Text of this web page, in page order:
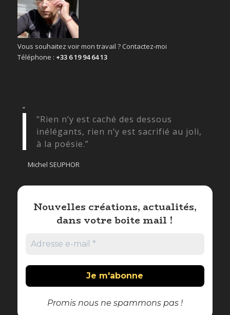
Vous souhaitez voir mon travail ? Contactez-moi
Téléphone : +33 6 19 94 64 13
“
"Rien n’y est caché des dessous
inélégants, rien n’y est sacrifié au joli,
à la poésie.”
Michel SEUPHOR
Nouvelles créations, actualités,
dans votre boite mail !
Promis nous ne spammons pas !